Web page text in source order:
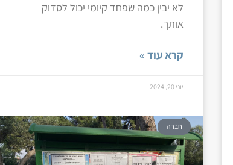
לא יבין כמה שפחד קיומי יכול לסדוק
אותך.
קרא עוד »
יוני 20, 2024
חברה